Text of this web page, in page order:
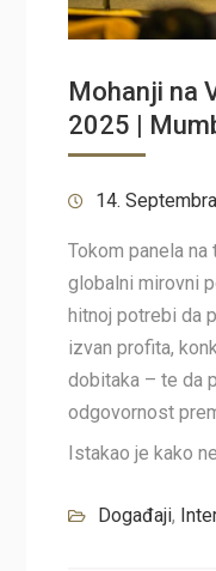
Mohanji na
2025 |
14.
Tokom panela na
globalni mirovni
hitnoj potrebi da
izvan profita,
dobitaka – te da
odgovornost
Istakao je kako
Događaji,